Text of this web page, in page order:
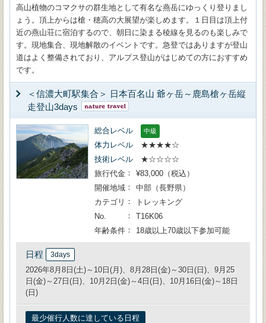
高山植物のコマクサの群生地として有名な燕岳にゆっくり登りまし
ょう。頂上からは槍・穂高の大展望が楽しめます。１日目は頂上付
近の燕山荘に宿泊するので、朝日に染まる稜線を見るのも楽しみで
す。現地集合、現地解散のイベントです。急登ではありますが登山
道はよく整備されており、アルプス登山がはじめての方におすすめ
です。
＜信濃大町駅集合＞ 日本百名山 爺ヶ岳～鹿島槍ヶ岳縦
走登山3days
総合レベル 中級
体力レベル
★★★★☆
技術レベル
★☆☆☆☆
旅行代金
¥83,000（税込）
開催地域
中部（長野県）
カテゴリ
トレッキング
No.
T16K06
年齢条件
18歳以上70歳以下参加可能
日程 3days
2026年8月8日(土)～10日(月)、8月28日(金)～30日(日)、9月25
日(金)～27日(日)、10月2日(金)～4日(日)、10月16日(金)～18日
(日)
最少催行人数に達している日程